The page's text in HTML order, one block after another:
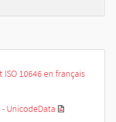
ISO 10646 en français
UnicodeData